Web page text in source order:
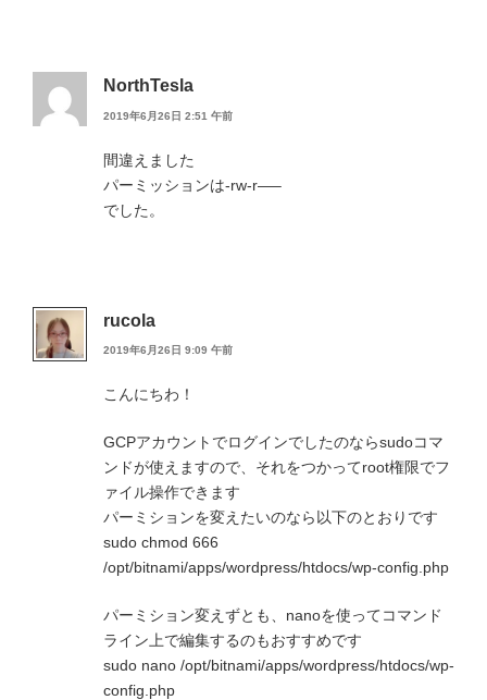
NorthTesla
2019年6月26日 2:51 午前
間違えました
パーミッションは-rw-r—–
でした。
rucola
2019年6月26日 9:09 午前
こんにちわ！
GCPアカウントでログインでしたのならsudoコマ
ンドが使えますので、それをつかってroot権限でフ
ァイル操作できます
パーミションを変えたいのなら以下のとおりです
sudo chmod 666
/opt/bitnami/apps/wordpress/htdocs/wp-config.php
パーミション変えずとも、nanoを使ってコマンド
ライン上で編集するのもおすすめです
sudo nano /opt/bitnami/apps/wordpress/htdocs/wp-
config.php